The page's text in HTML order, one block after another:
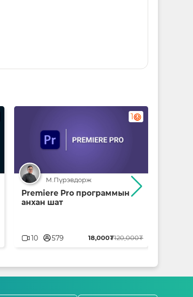
М.Пүрэвдорж
Premiere Pro программын
анхан шат
18,000₮120,000₮
10 userblank579
1